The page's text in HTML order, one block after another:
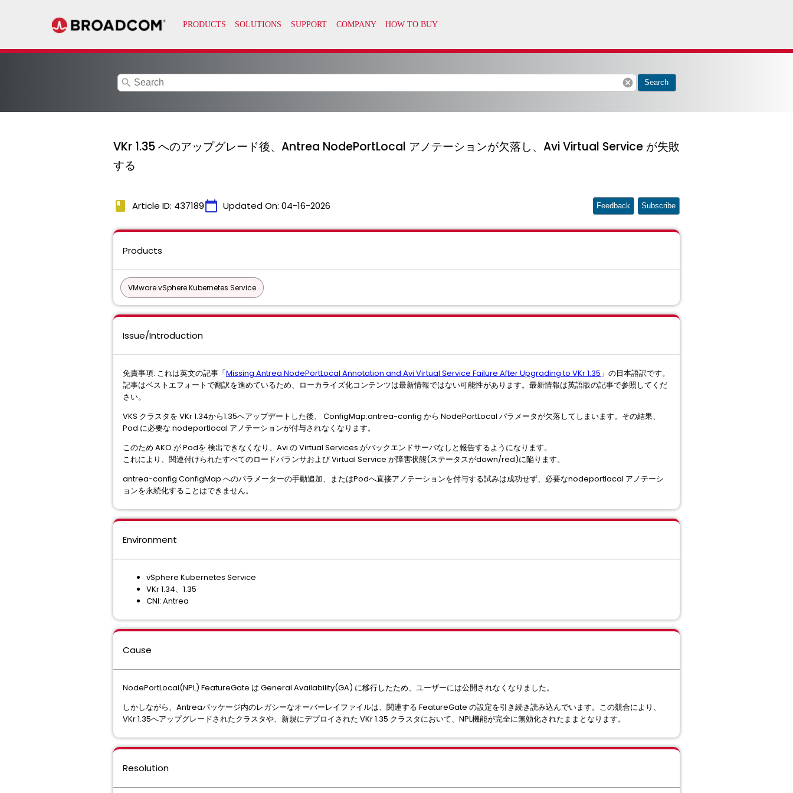
search cancel Search
VKr 1.35 へのアップグレード後、Antrea NodePortLocal アノテーションが欠落し、Avi Virtual Service が失敗
する
book Article ID: 437189calendar_today Updated On: 04-16-2026 Feedback Subscribe
Products
VMware vSphere Kubernetes Service
Issue/Introduction
免責事項: これは英文の記事「Missing Antrea NodePortLocal Annotation and Avi Virtual Service Failure After Upgrading to VKr 1.35」の日本語訳です。
記事はベストエフォートで翻訳を進めているため、ローカライズ化コンテンツは最新情報ではない可能性があります。最新情報は英語版の記事で参照してくだ
さい。
VKS クラスタを VKr 1.34から1.35へアップデートした後、 ConfigMap:antrea-config から NodePortLocal パラメータが欠落してしまいます。その結果、
Pod に必要な nodeportlocal アノテーションが付与されなくなります。
このため AKO が Podを 検出できなくなり、Avi の Virtual Services がバックエンドサーバなしと報告するようになります。
これにより、関連付けられたすべてのロードバランサおよび Virtual Service が障害状態(ステータスがdown/red)に陥ります。
antrea-config ConfigMap へのパラメーターの手動追加、またはPodへ直接アノテーションを付与する試みは成功せず、必要なnodeportlocal アノテーシ
ョンを永続化することはできません。
Environment
vSphere Kubernetes Service
VKr 1.34、1.35
CNI: Antrea
Cause
NodePortLocal(NPL) FeatureGate は General Availability(GA) に移行したため、ユーザーには公開されなくなりました。
しかしながら、Antreaパッケージ内のレガシーなオーバーレイファイルは、関連する FeatureGate の設定を引き続き読み込んでいます。この競合により、
VKr 1.35へアップグレードされたクラスタや、新規にデプロイされた VKr 1.35 クラスタにおいて、NPL機能が完全に無効化されたままとなります。
Resolution